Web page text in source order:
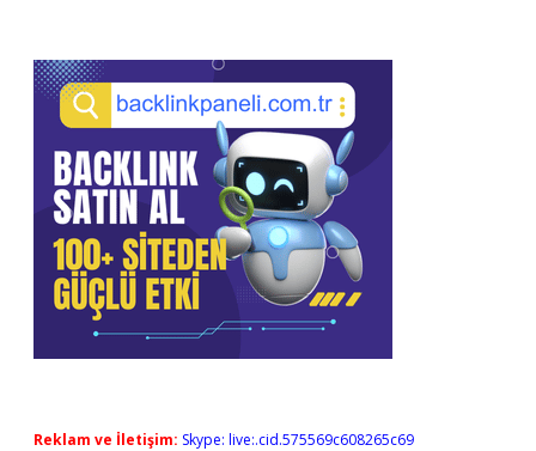
Reklam ve İletişim: Skype: live:.cid.575569c608265c69